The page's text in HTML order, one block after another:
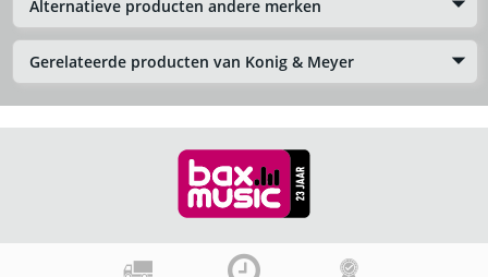
Alternatieve producten andere merken
Gerelateerde producten van Konig & Meyer